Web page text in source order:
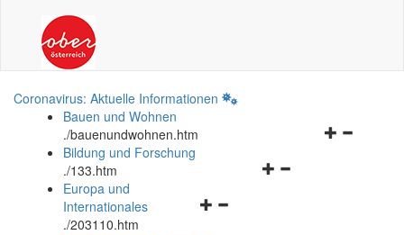
Coronavirus: Aktuelle Informationen
Bauen und Wohnen
./bauenundwohnen.htm
Navigationsmenü
Bildung und Forschung
./133.htm
Navigationsmenü
Europa und
Internationales
./203110.htm